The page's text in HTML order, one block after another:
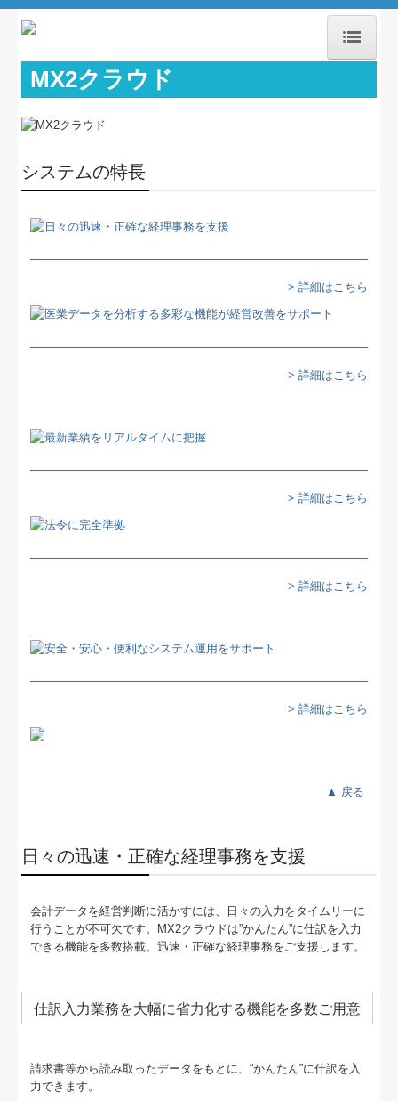
ホーム
お知らせ
個人事業主の皆様へ
お問合せ
病院・診療所の皆様へ
社会福祉法人会計Q&A
補助金・助成金・融資情報
関与先向け融資商品ご紹介
業務案内
MX2クラウド
システムの特長
> 詳細はこちら
> 詳細はこちら
> 詳細はこちら
> 詳細はこちら
> 詳細はこちら
▲ 戻る
日々の迅速・正確な経理事務を支援
会計データを経営判断に活かすには、日々の入力をタイムリーに
行うことが不可欠です。MX2クラウドは”かんたん”に仕訳を入力
できる機能を多数搭載。迅速・正確な経理事務をご支援します。
仕訳入力業務を大幅に省力化する機能を多数ご用意
請求書等から読み取ったデータをもとに、“かんたん”に仕訳を入
力できます。